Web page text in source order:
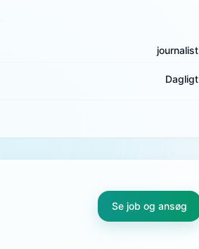
journalist
Dagligt
Se job og ansøg